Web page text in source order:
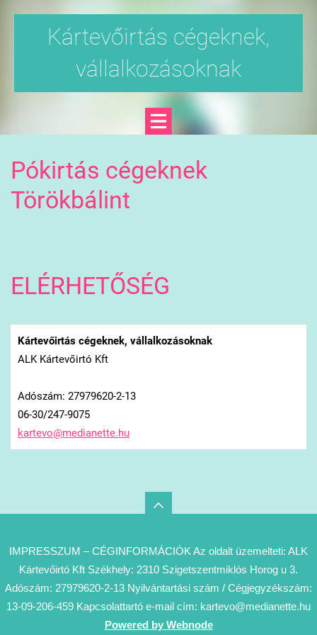
Kártevőirtás cégeknek,
vállalkozásoknak
Pókirtás cégeknek
Törökbálint
ELÉRHETŐSÉG
Kártevőirtás cégeknek, vállalkozásoknak
ALK Kártevőirtó Kft
Adószám: 27979620-2-13
06-30/247-9075
kartevo@medianette.hu
IMPRESSZUM – CÉGINFORMÁCIÓK Az oldalt üzemelteti: ALK
Kártevőirtó Kft Székhely: 2310 Szigetszentmiklós Horog u 3.
Adószám: 27979620-2-13 Nyilvántartási szám / Cégjegyzékszám:
13-09-206-459 Kapcsolattartó e-mail cím: kartevo@medianette.hu
Powered by Webnode